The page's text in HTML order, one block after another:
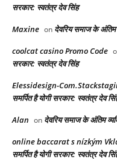
सरकार: स्वतंत्र देव सिंह
Maxine on देवरिय समाज के अंतिम
coolcat casino Promo Code
सरकार: स्वतंत्र देव सिंह
Elessidesign-
समर्पित है योगी सरकार: स्वतंत्र देव
Alan on देवरिय समाज के अंतिम
online baccarat s nízkým
समर्पित है योगी सरकार: स्वतंत्र देव